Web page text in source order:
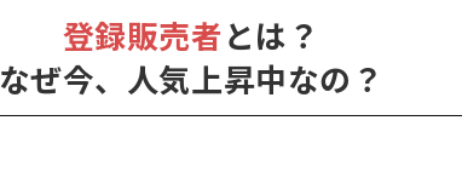
登録販売者とは？
なぜ今、人気上昇中なの？